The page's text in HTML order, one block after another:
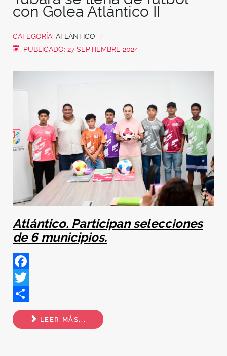
con Golea Atlántico II
CATEGORÍA: ATLÁNTICO
PUBLICADO: 27 SEPTIEMBRE 2024
Atlántico. Participan selecciones
de 6 municipios.
Facebook
Twitter
Share
LEER MÁS...